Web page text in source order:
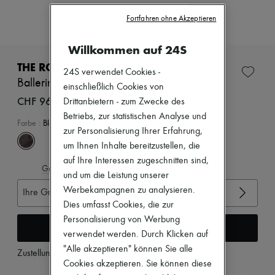
Kleider
Oberteile
Jacken
Strandkleidung
Shorts
Denim
Mäntel
Anzüge
Sweatshirts
Alle Produkte
Sandalen
THE ROW
Ballerinas aus Leder mit runder Spitze
CHF 960
Farbe : Black
Gröβentabelle ansehen
Ihre Gröβe auswählen
In den Warenkorb
Zustellung abDienstag, 11. August
Willkommen auf 24S
24S verwendet Cookies -
einschließlich Cookies von
Drittanbietern - zum Zwecke des
Betriebs, zur statistischen Analyse und
zur Personalisierung Ihrer Erfahrung,
um Ihnen Inhalte bereitzustellen, die
auf Ihre Interessen zugeschnitten sind,
und um die Leistung unserer
Werbekampagnen zu analysieren.
Dies umfasst Cookies, die zur
Personalisierung von Werbung
verwendet werden. Durch Klicken auf
"Alle akzeptieren" können Sie alle
Cookies akzeptieren. Sie können diese
Fortfahren ohne Akzeptieren